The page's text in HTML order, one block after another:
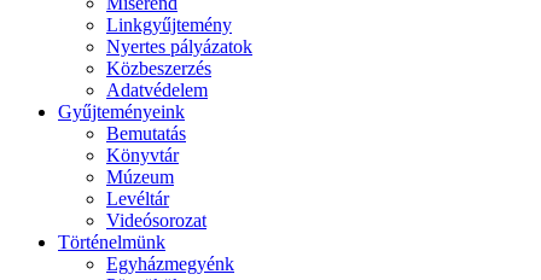
Linkgyűjtemény
Nyertes pályázatok
Közbeszerzés
Adatvédelem
Gyűjteményeink
Bemutatás
Könyvtár
Múzeum
Levéltár
Videósorozat
Történelmünk
Egyházmegyénk